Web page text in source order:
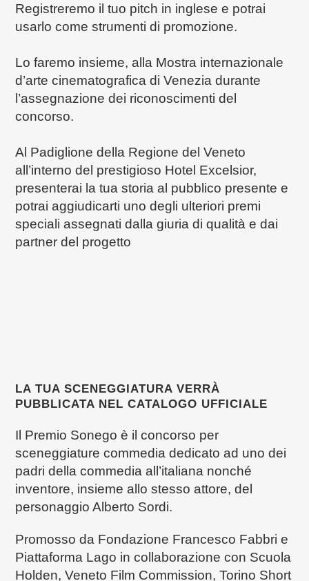
Registreremo il tuo pitch in inglese e potrai
usarlo come strumenti di promozione.
Lo faremo insieme, alla Mostra internazionale
d’arte cinematografica di Venezia durante
l’assegnazione dei riconoscimenti del
concorso.
Al Padiglione della Regione del Veneto
all’interno del prestigioso Hotel Excelsior,
presenterai la tua storia al pubblico presente e
potrai aggiudicarti uno degli ulteriori premi
speciali assegnati dalla giuria di qualità e dai
partner del progetto
LA TUA SCENEGGIATURA VERRÀ
PUBBLICATA NEL CATALOGO UFFICIALE
Il Premio Sonego è il concorso per
sceneggiature commedia dedicato ad uno dei
padri della commedia all’italiana nonché
inventore, insieme allo stesso attore, del
personaggio Alberto Sordi.
Promosso da Fondazione Francesco Fabbri e
Piattaforma Lago in collaborazione con Scuola
Holden, Veneto Film Commission, Torino Short